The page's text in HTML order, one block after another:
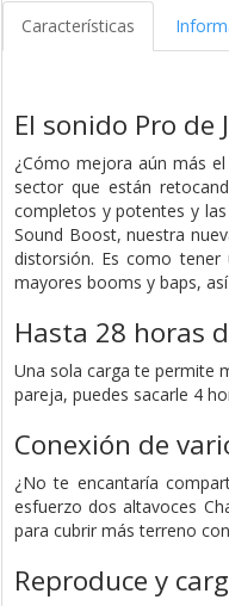
Características
El sonido Pro de
¿Cómo mejora aún más
sector que están
completos y potentes y
Sound Boost, nuestra
distorsión. Es como
mayores booms y baps,
Hasta 28 horas
Una sola carga te permite
pareja, puedes sacarle 4
Conexión de
¿No te encantaría
esfuerzo dos altavoces
para cubrir más terreno
Reproduce y